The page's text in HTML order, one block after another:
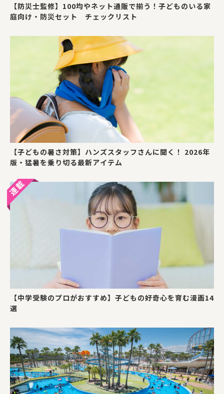
【防災士監修】100均やネット通販で揃う！子どものいる家
庭向け・防災セット チェックリスト
【子どもの暑さ対策】ハンズスタッフさんに聞く！ 2026年
版・猛暑を乗り切る最新アイテム
【中学受験のプロがおすすめ】子どもの好奇心を育む漫画14
選